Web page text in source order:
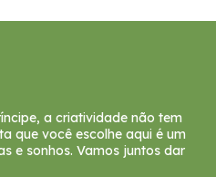
a criatividade não tem
que você escolhe aqui é um
e sonhos. Vamos juntos dar